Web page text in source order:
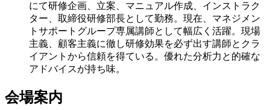
にて研修企画、立案、マニュアル作成、インストラク
ター、取締役研修部長として勤務。現在、マネジメン
トサポートグループ専属講師として幅広く活躍。現場
主義、顧客主義に徹し研修効果を必ず出す講師とクラ
イアントから信頼を得ている。優れた分析力と的確な
アドバイスが持ち味。
会場案内